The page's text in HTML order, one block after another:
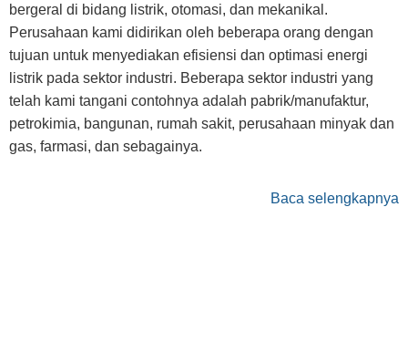
bergeral di bidang listrik, otomasi, dan mekanikal.
Perusahaan kami didirikan oleh beberapa orang dengan
tujuan untuk menyediakan efisiensi dan optimasi energi
listrik pada sektor industri. Beberapa sektor industri yang
telah kami tangani contohnya adalah pabrik/manufaktur,
petrokimia, bangunan, rumah sakit, perusahaan minyak dan
gas, farmasi, dan sebagainya.
Baca selengkapnya